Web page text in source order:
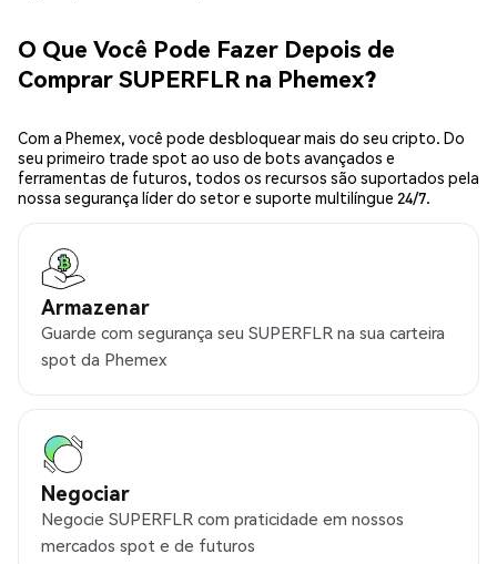
O Que Você Pode Fazer Depois de
Comprar SUPERFLR na Phemex?
Com a Phemex, você pode desbloquear mais do seu cripto. Do
seu primeiro trade spot ao uso de bots avançados e
ferramentas de futuros, todos os recursos são suportados pela
nossa segurança líder do setor e suporte multilíngue 24/7.
Armazenar
Guarde com segurança seu SUPERFLR na sua carteira
spot da Phemex
Negociar
Negocie SUPERFLR com praticidade em nossos
mercados spot e de futuros